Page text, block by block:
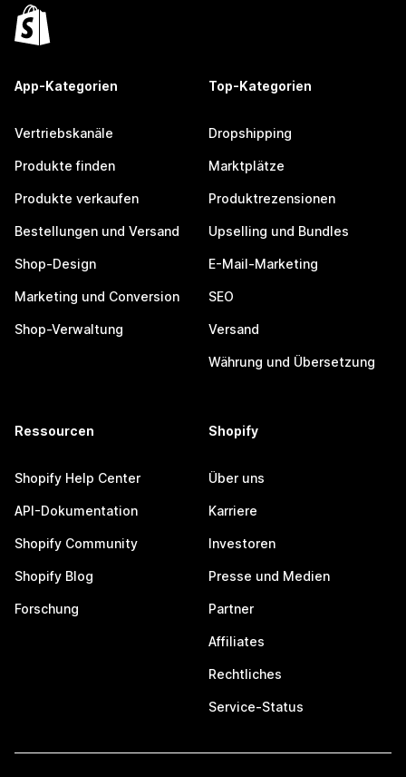
App-Kategorien
Vertriebskanäle
Produkte finden
Produkte verkaufen
Bestellungen und Versand
Shop-Design
Marketing und Conversion
Shop-Verwaltung
Top-Kategorien
Dropshipping
Marktplätze
Produktrezensionen
Upselling und Bundles
E-Mail-Marketing
SEO
Versand
Währung und Übersetzung
Ressourcen
Shopify Help Center
API-Dokumentation
Shopify Community
Shopify Blog
Forschung
Shopify
Über uns
Karriere
Investoren
Presse und Medien
Partner
Affiliates
Rechtliches
Service-Status